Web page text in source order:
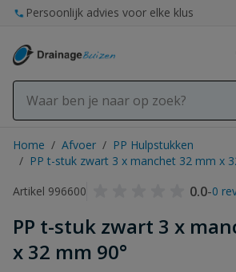
Ga naar de inhoud
Persoonlijk advies voor elke klus
Op werkdagen voor 15:00 uur besteld,
Home / Afvoer / PP Hulpstukken
/ PP t-stuk zwart 3 x manchet 32 mm x
Artikel 996600
0.0-0
PP t-stuk zwart 3 x
x 32 mm 90°